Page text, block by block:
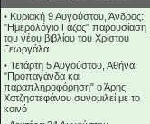
• Κυριακή 9 Αυγούστου, Άνδρος:
"Ημερολόγιο Γάζας" παρουσίαση
του νέου βιβλίου του Χρίστου
Γεωργάλα
• Τετάρτη 5 Αυγούστου, Αθήνα:
"Προπαγάνδα και
παραπληροφόρηση" ο Άρης
Χατζηστεφάνου συνομιλεί με το
κοινό